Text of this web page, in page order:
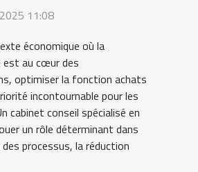
11:08
économique où la
au cœur des
optimiser la fonction achats
incontournable pour les
cabinet conseil spécialisé en
un rôle déterminant dans
processus, la réduction